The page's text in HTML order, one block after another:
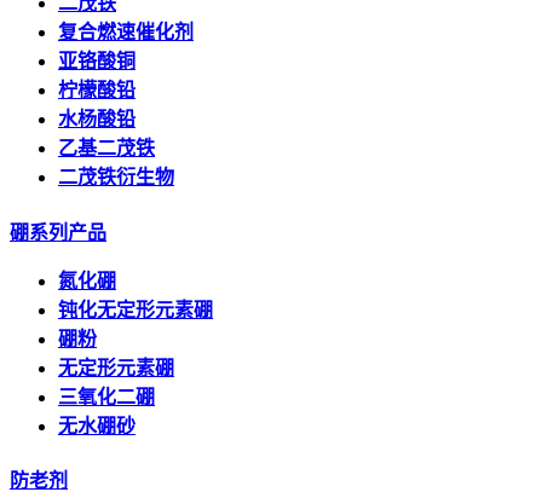
复合燃速催化剂
亚铬酸铜
柠檬酸铅
水杨酸铅
乙基二茂铁
二茂铁衍生物
硼系列产品
氮化硼
钝化无定形元素硼
硼粉
无定形元素硼
三氧化二硼
无水硼砂
防老剂